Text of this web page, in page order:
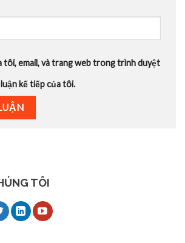
tôi, email, và trang web trong trình duyệt
kế tiếp của tôi.
TÔI